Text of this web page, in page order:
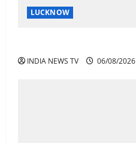
LUCKNOW
INDIA NEWS TV 06/08/2026